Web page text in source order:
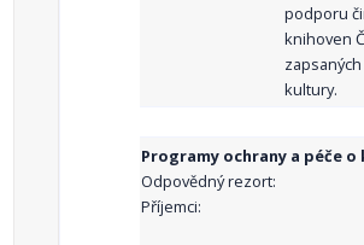
podporu
knihoven
kultury.
Programy ochrany a péče
Odpovědný rezort:
Příjemci: